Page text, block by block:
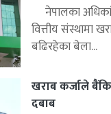
नेपालका
वित्तीय संस्थामा
बढिरहेका बेला...
खराब कर्जाले
दबाब